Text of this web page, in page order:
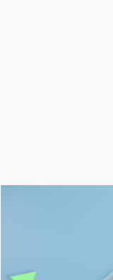
O curso pode
inscritos serão